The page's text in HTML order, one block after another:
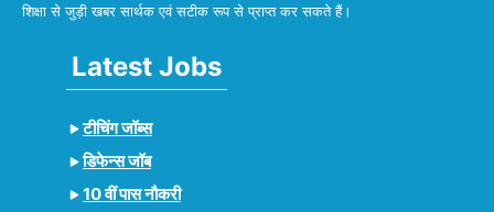
शिक्षा से जुड़ी खबर सार्थक एवं सटीक रूप से प्राप्त कर सकते हैं।
Latest Jobs
टीचिंग जॉब्स
डिफेन्स जॉब
10 वीं पास नौकरी